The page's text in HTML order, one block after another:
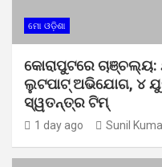
ମୋ ଓଡ଼ିଶା
କୋରାପୁଟରେ ଚାଞ୍ଚଲ୍ୟ:
ଲୁଟପାଟ୍ ଅଭିଯୋଗ, ୪
ସ୍ୱତନ୍ତ୍ର ଟିମ୍
1 day ago Sunil